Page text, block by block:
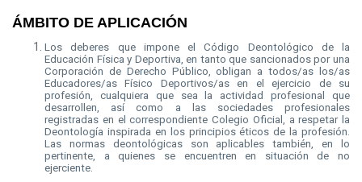
ÁMBITO DE APLICACIÓN
Los deberes que impone el Código Deontológico de la
Educación Física y Deportiva, en tanto que sancionados por una
Corporación de Derecho Público, obligan a todos/as los/as
Educadores/as Físico Deportivos/as en el ejercicio de su
profesión, cualquiera que sea la actividad profesional que
desarrollen, así como a las sociedades profesionales
registradas en el correspondiente Colegio Oficial, a respetar la
Deontología inspirada en los principios éticos de la profesión.
Las normas deontológicas son aplicables también, en lo
pertinente, a quienes se encuentren en situación de no
ejerciente.